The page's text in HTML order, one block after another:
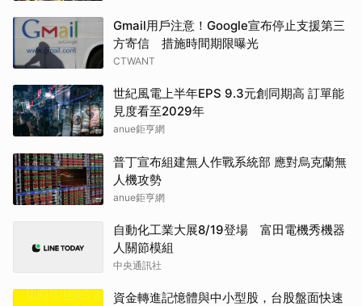
Gmail用戶注意！Google宣布停止支援第三
方寄信 措施時間期限曝光
CTWANT
世紀風電上半年EPS 9.3元創同期高 訂單能
見度看至2029年
anue鉅亨網
普丁宣布組建無人作戰系統部 應對烏克蘭無
人機攻勢
anue鉅亨網
自動化工業大展8/19登場 富田電機秀機器
人關節模組
中央通訊社
資金轉進記憶體與中小型股，台股盤面快速